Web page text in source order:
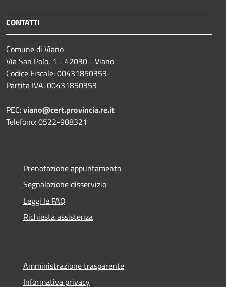
CONTATTI
Comune di Viano
Via San Polo, 1 - 42030 - Viano
Codice Fiscale: 00431850353
Partita IVA: 00431850353
PEC:viano@cert.provincia.re.it
Telefono: 0522-988321
Prenotazione appuntamento
Segnalazione disservizio
Leggi le FAQ
Richiesta assistenza
Amministrazione trasparente
Informativa privacy